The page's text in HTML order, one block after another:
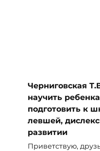
Черниговская
научить
подготовить к
левшей,
развитии
Приветствую,